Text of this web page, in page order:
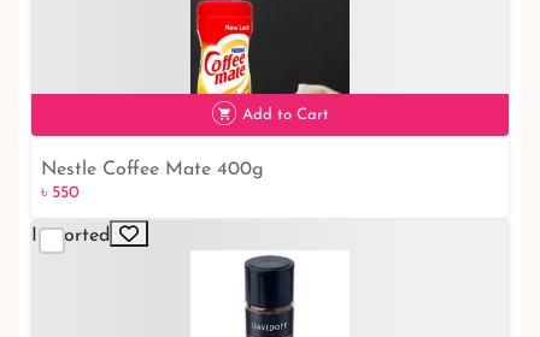
Add to Cart
Nestle Coffee Mate 400g
৳ 550
Imported